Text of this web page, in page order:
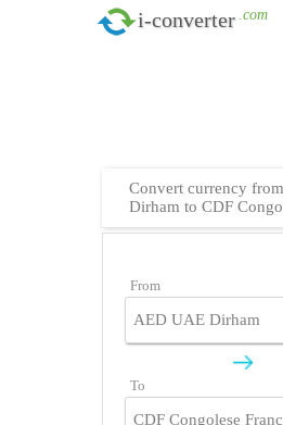
i-converter .com
Convert currency
Dirham to CDF
From
To